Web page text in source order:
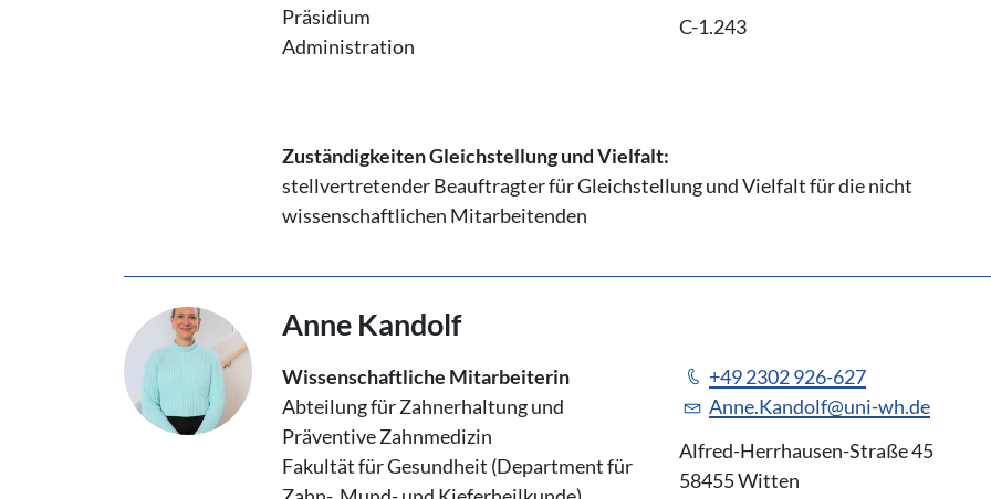
Präsidium
Administration
C-1.243
Zuständigkeiten Gleichstellung und Vielfalt:
stellvertretender Beauftragter für Gleichstellung und Vielfalt für die nicht
wissenschaftlichen Mitarbeitenden
Anne Kandolf
Wissenschaftliche Mitarbeiterin
Abteilung für Zahnerhaltung und
Präventive Zahnmedizin
Fakultät für Gesundheit (Department für
+49 2302 926-627
Anne.Kandolf@uni-wh.de
Alfred-Herrhausen-Straße 45
58455 Witten